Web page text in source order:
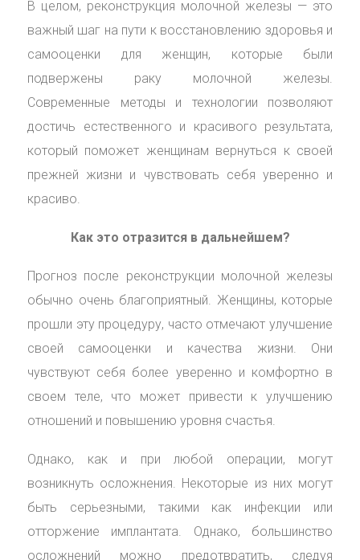
В целом, реконструкция молочной железы — это
важный шаг на пути к восстановлению здоровья и
самооценки для женщин, которые были
подвержены раку молочной железы.
Современные методы и технологии позволяют
достичь естественного и красивого результата,
который поможет женщинам вернуться к своей
прежней жизни и чувствовать себя уверенно и
красиво.
Как это отразится в дальнейшем?
Прогноз после реконструкции молочной железы
обычно очень благоприятный. Женщины, которые
прошли эту процедуру, часто отмечают улучшение
своей самооценки и качества жизни. Они
чувствуют себя более уверенно и комфортно в
своем теле, что может привести к улучшению
отношений и повышению уровня счастья.
Однако, как и при любой операции, могут
возникнуть осложнения. Некоторые из них могут
быть серьезными, такими как инфекции или
отторжение имплантата. Однако, большинство
осложнений можно предотвратить, следуя